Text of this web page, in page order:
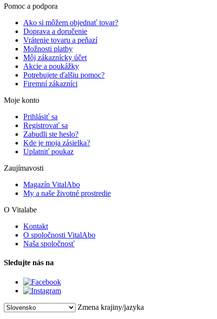
Pomoc a podpora
Ako si môžem objednať tovar?
Doprava a doručenie
Vrátenie tovaru a peňazí
Možnosti platby
Môj zákaznícky účet
Akcie a poukážky
Potrebujete ďalšiu pomoc?
Firemní zákazníci
Moje konto
Prihlásiť sa
Registrovať sa
Zabudli ste heslo?
Kde je moja zásielka?
Uplatniť poukaz
Zaujímavosti
Magazín VitalAbo
My a naše životné prostredie
O Vitalabe
Kontakt
O spoločnosti VitalAbo
Naša spoločnosť
Sledujte nás na
Zmena krajiny/jazyka